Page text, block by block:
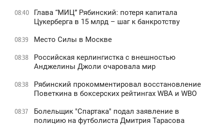
08:40
Глава “МИЦ” Рябинский: потеря капитала
Цукерберга в 15 млрд – шаг к банкротству
08:39 Место Силы в Москве
08:38
Российская керлингистка с внешностью
Анджелины Джоли очаровала мир
08:38
Рябинский прокомментировал восстановление
Поветкина в боксерских рейтингах WBA и WBO
08:37
Болельщик "Спартака" подал заявление в
полицию на футболиста Дмитрия Тарасова